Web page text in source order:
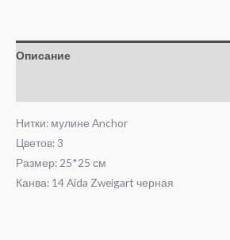
Описание
Нитки: мулине Anchor
Цветов: 3
Размер: 25*25 см
Канва: 14 Aida Zweigart черная